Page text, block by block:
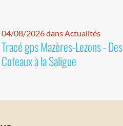
04/08/2026 dans Actualités
Tracé gps Mazères-Lezons - Des
Coteaux à la Saligue